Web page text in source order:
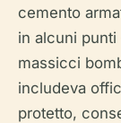
cemento
in alcuni
massicci
includeva
protetto,